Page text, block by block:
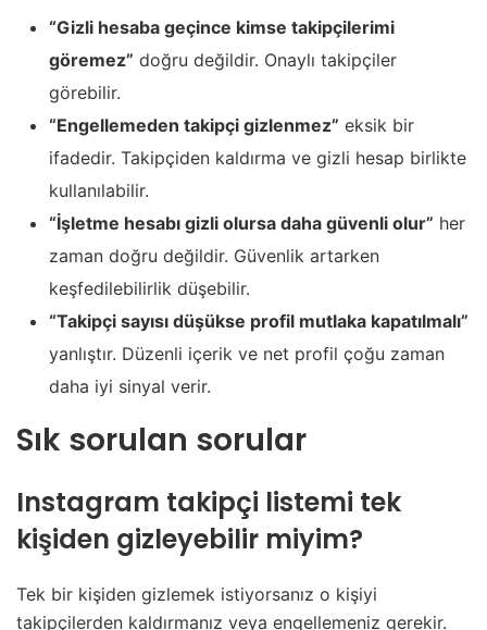
“Gizli hesaba geçince kimse takipçilerimi
göremez” doğru değildir. Onaylı takipçiler
görebilir.
“Engellemeden takipçi gizlenmez” eksik bir
ifadedir. Takipçiden kaldırma ve gizli hesap birlikte
kullanılabilir.
“İşletme hesabı gizli olursa daha güvenli olur” her
zaman doğru değildir. Güvenlik artarken
keşfedilebilirlik düşebilir.
“Takipçi sayısı düşükse profil mutlaka kapatılmalı”
yanlıştır. Düzenli içerik ve net profil çoğu zaman
daha iyi sinyal verir.
Sık sorulan sorular
Instagram takipçi listemi tek
kişiden gizleyebilir miyim?
Tek bir kişiden gizlemek istiyorsanız o kişiyi
takipçilerden kaldırmanız veya engellemeniz gerekir.